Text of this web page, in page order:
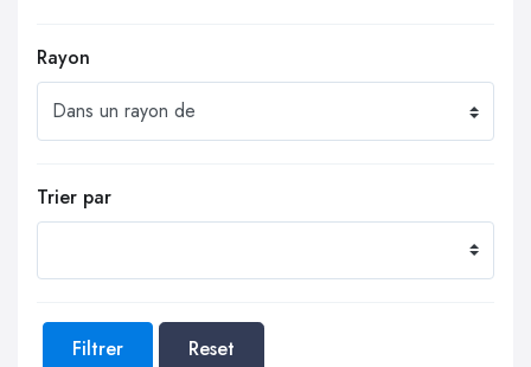
Rayon
Trier par
Filtrer Reset